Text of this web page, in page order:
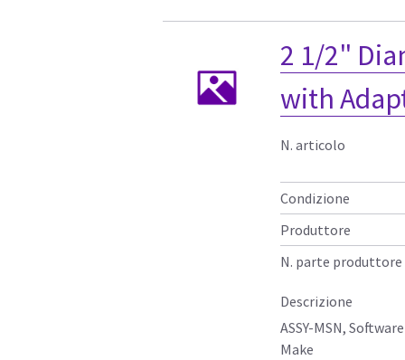
2 1/2"
with
N. articolo
Condizione
Produttore
N. parte produttore
Descrizione
ASSY-MSN,
Make